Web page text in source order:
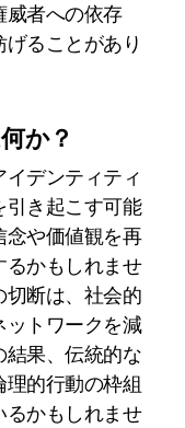
威者への依存
ることがあり
か？
デンティティ
引き起こす可能
念や価値観を再
るかもしれませ
切断は、社会的
ットワークを減
結果、伝統的な
的行動の枠組
るかもしれませ